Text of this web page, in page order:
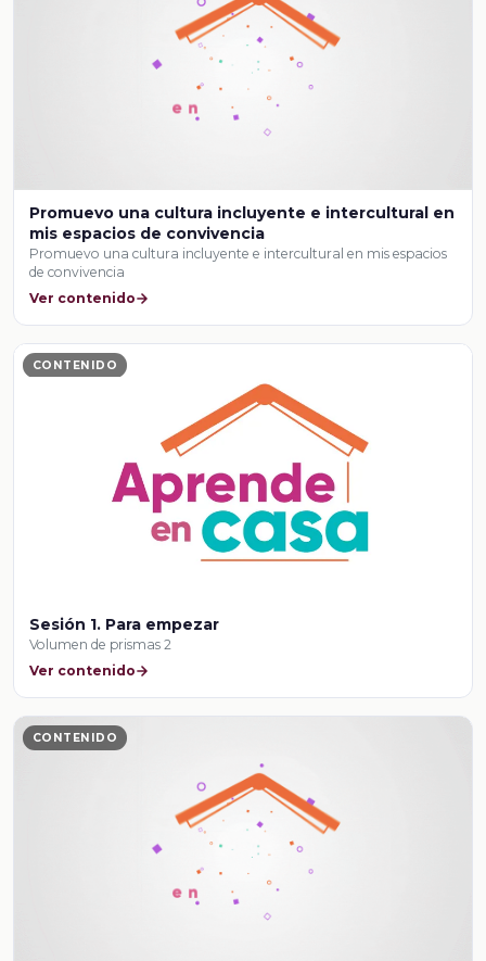
Promuevo una cultura incluyente e intercultural en
mis espacios de convivencia
Promuevo una cultura incluyente e intercultural en mis espacios
de convivencia
Ver contenido
CONTENIDO
Sesión 1. Para empezar
Volumen de prismas 2
Ver contenido
CONTENIDO